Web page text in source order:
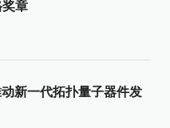
奖章
新一代拓扑量子器件发